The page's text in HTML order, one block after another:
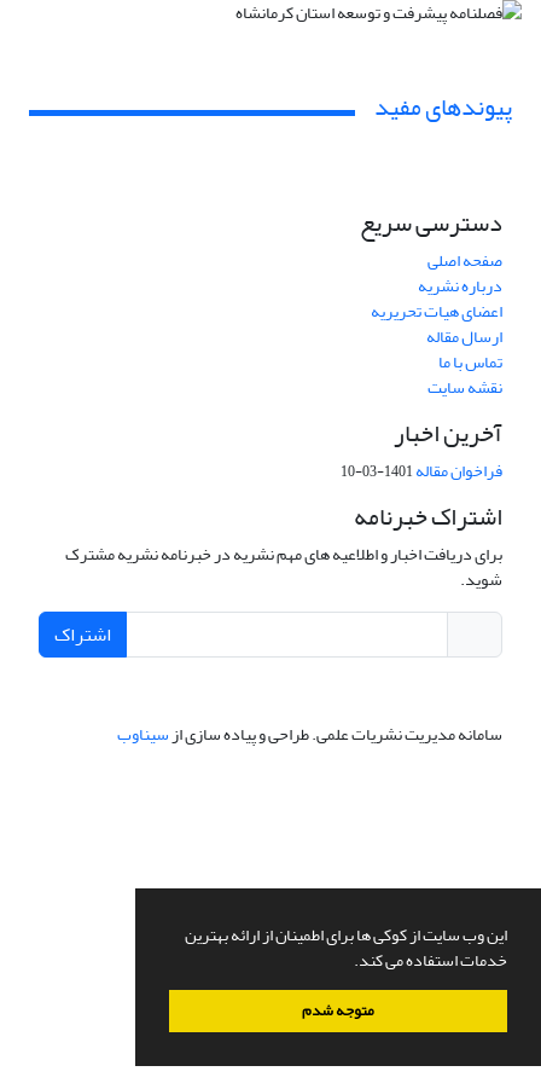
این وب سایت از کوکی ها برای اطمینان از ارائه بهترین
خدمات استفاده می کند.
متوجه شدم
پیوندهای مفید
دسترسی سریع
صفحه اصلی
درباره نشریه
اعضای هیات تحریریه
ارسال مقاله
تماس با ما
نقشه سایت
آخرین اخبار
فراخوان مقاله1401-03-10
اشتراک خبرنامه
برای دریافت اخبار و اطلاعیه های مهم نشریه در خبرنامه نشریه مشترک
شوید.
اشتراک
سامانه مدیریت نشریات علمی.طراحی و پیاده سازی ازسیناوب